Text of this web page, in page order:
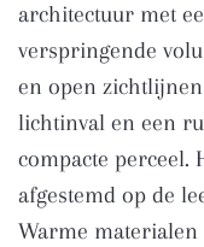
architectuur met
verspringende
en open
lichtinval en een
compacte perceel.
afgestemd op de
Warme materialen